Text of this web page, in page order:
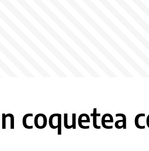
coquetea